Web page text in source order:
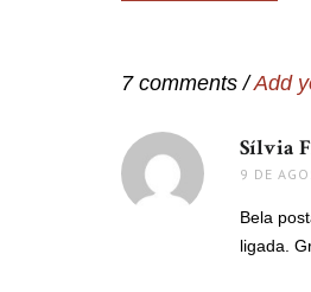
7 comments /Add
Sílvia
9 DE
Bela
ligada.